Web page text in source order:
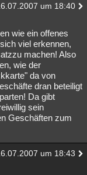
um 18:40
wie ein offenes
viel erkennen,
machen! Also
wie der
da von
dran beteiligt
Da gibt
sein
Geschäften zum
um 18:43